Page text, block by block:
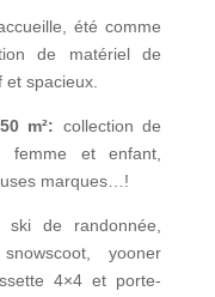
été comme
de matériel de
spacieux.
m²: collection de
femme et enfant,
marques…!
de randonnée,
yooner
4×4 et porte-